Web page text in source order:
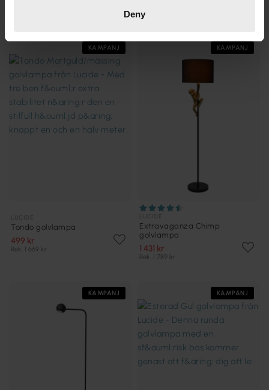
DenyRek. 1 319 kr
KAMPANJ
Tondo golvlampa
499 kr
Rek. 1 669 kr
KAMPANJ
Extravaganza Chimp
golvlampa
1 431 kr
Rek. 1 789 kr
KAMPANJ KAMPANJ